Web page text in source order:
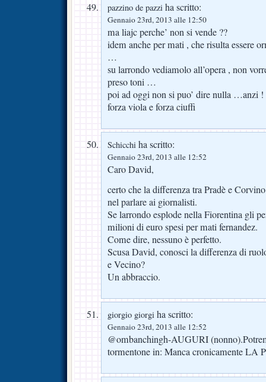
pazzino de pazzi ha scritto:
Gennaio 23rd, 2013 alle 12:50
ma liajc perche’ non si vende ??
idem anche per mati , che risulta essere
…
su larrondo vediamolo all’opera , non
preso toni …
poi ad oggi non si puo’ dire nulla …anzi !
forza viola e forza ciuffi
Schicchi ha scritto:
Gennaio 23rd, 2013 alle 12:52
Caro David,
certo che la differenza tra Pradè e
nel parlare ai giornalisti.
Se larrondo esplode nella Fiorentina gli
milioni di euro spesi per mati fernandez.
Come dire, nessuno è perfetto.
Scusa David, conosci la differenza di
e Vecino?
Un abbraccio.
giorgio giorgi ha scritto:
Gennaio 23rd, 2013 alle 12:52
@ombanchingh-AUGURI
tormentone in: Manca cronicamente LA